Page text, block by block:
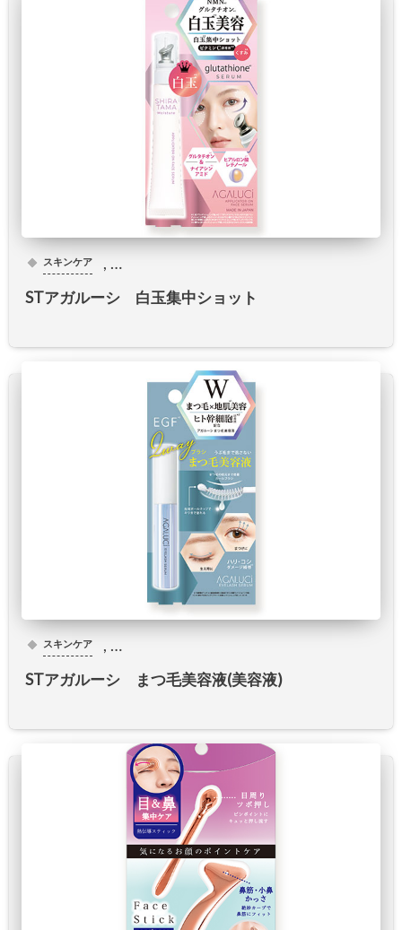
スキンケア , …
STアガルーシ 白玉集中ショット
スキンケア , …
STアガルーシ まつ毛美容液(美容液)